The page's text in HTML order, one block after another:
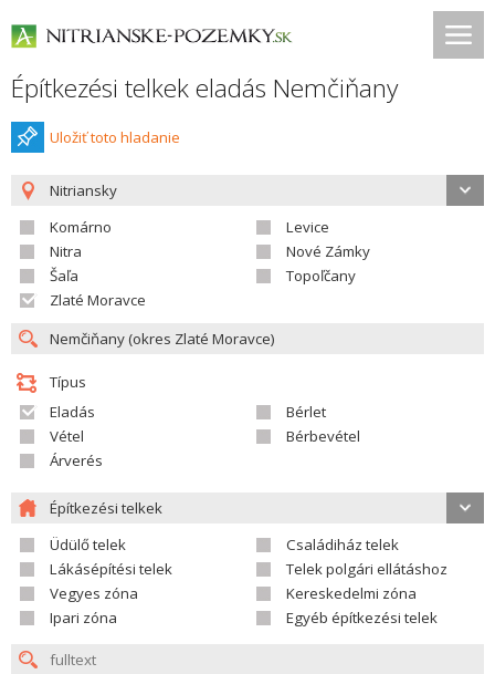
Építkezési telkek eladás Nemčiňany
Uložiť toto hladanie
Nitriansky
Komárno
Levice
Nitra
Nové Zámky
Šaľa
Topoľčany
Zlaté Moravce
Típus
Eladás
Bérlet
Vétel
Bérbevétel
Árverés
Építkezési telkek
Üdülő telek
Családiház telek
Lákásépítési telek
Telek polgári ellátáshoz
Vegyes zóna
Kereskedelmi zóna
Ipari zóna
Egyéb építkezési telek